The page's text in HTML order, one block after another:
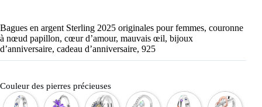
Bagues en argent Sterling 2025 originales pour femmes, couronne
à nœud papillon, cœur d’amour, mauvais œil, bijoux
d’anniversaire, cadeau d’anniversaire, 925
Couleur des pierres précieuses